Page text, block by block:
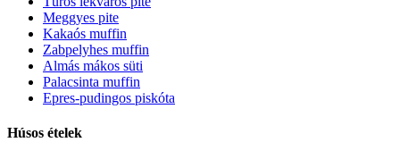
Meggyes pite
Kakaós muffin
Zabpelyhes muffin
Almás mákos süti
Palacsinta muffin
Epres-pudingos piskóta
Húsos ételek